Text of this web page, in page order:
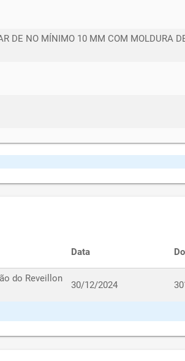
DE NO MÍNIMO 10 MM COM MOLDURA
Data
do Reveillon
30/12/2024